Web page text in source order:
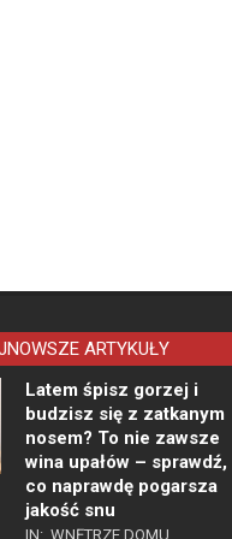
ARTYKUŁY
Latem śpisz gorzej i
budzisz się z zatkanym
nosem? To nie zawsze
wina upałów – sprawdź,
co naprawdę pogarsza
jakość snu
IN: WNĘTRZE DOMU